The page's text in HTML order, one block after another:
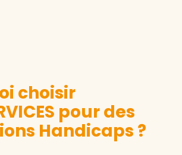
choisir
pour des
Handicaps ?